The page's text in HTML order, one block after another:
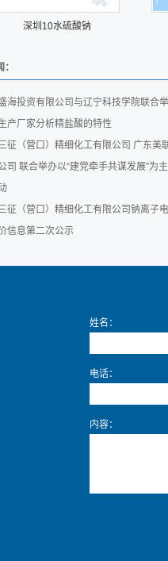
深圳10水硫酸钠
海投资有限公司与辽宁科技学院联合
产厂家分析精盐酸的特性
征（营口）精细化工有限公司 广东美
司 联合举办以“建党牵手共谋发展”为
征（营口）精细化工有限公司钠离子
信息第二次公示
姓名：
电话：
内容：